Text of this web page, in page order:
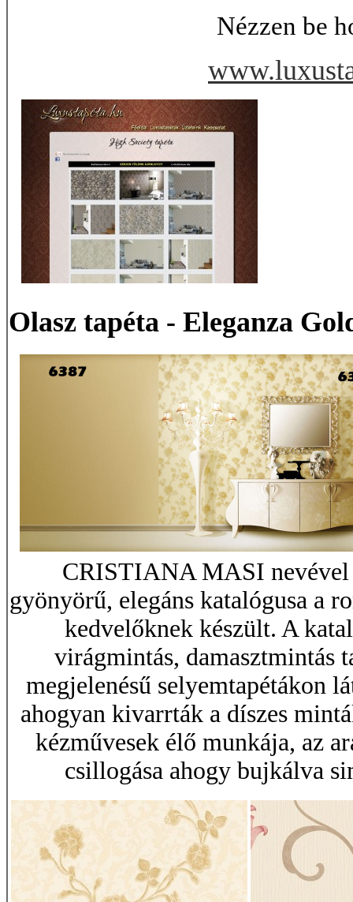
Nézzen be
Olasz tapéta - Eleganza
CRISTIANA MASI nevével
gyönyörű, elegáns katalógusa a
kedvelőknek készült. A
virágmintás, damasztmintás
megjelenésű selyemtapétákon
ahogyan kivarrták a díszes
kézművesek élő munkája, az
csillogása ahogy bujkálva